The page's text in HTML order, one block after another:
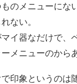
のメニューにな
ない。
イ器なだけで、
メニューのから
印象というのは